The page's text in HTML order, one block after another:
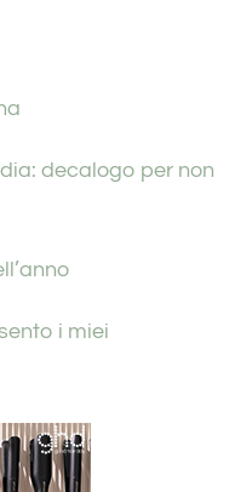
decalogo per non
i miei